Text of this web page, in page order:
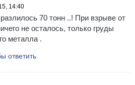
14:40
разлилось 70 тонн ..! При взрыве от
не осталось, только груды
металла .
ответить